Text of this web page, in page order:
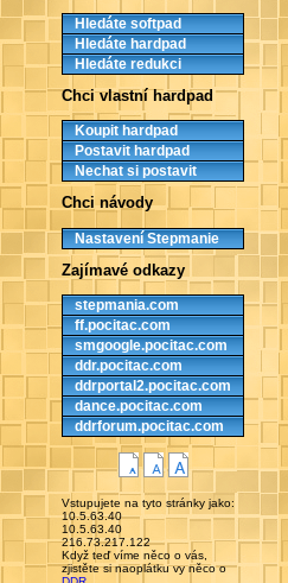
Hledáte softpad
Hledáte hardpad
Hledáte redukci
Chci vlastní hardpad
Koupit hardpad
Postavit hardpad
Nechat si postavit
Chci návody
Nastavení Stepmanie
Zajímavé odkazy
stepmania.com
ff.pocitac.com
smgoogle.pocitac.com
ddr.pocitac.com
ddrportal2.pocitac.com
dance.pocitac.com
ddrforum.pocitac.com
Vstupujete na tyto stránky jako:
10.5.63.40
10.5.63.40
216.73.217.122
Když teď víme něco o vás,
zjistěte si naoplátku vy něco o